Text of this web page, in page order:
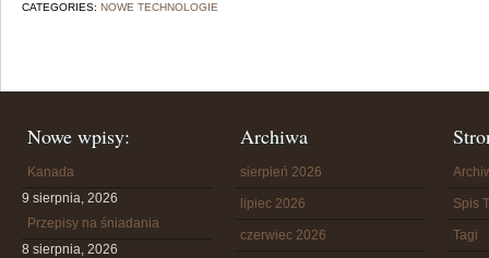
CATEGORIES: NOWE TECHNOLOGIE
Nowe wpisy:
Kanada
9 sierpnia, 2026
Przepisy na śniadania
8 sierpnia, 2026
Archiwa
sierpień 2026
lipiec 2026
czerwiec 2026
Spis
Tagi